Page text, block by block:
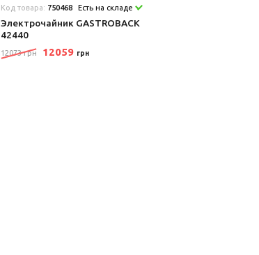
Код товара: 750468 Есть на складе
Электрочайник GASTROBACK
42440
12073 грн 12059 грн